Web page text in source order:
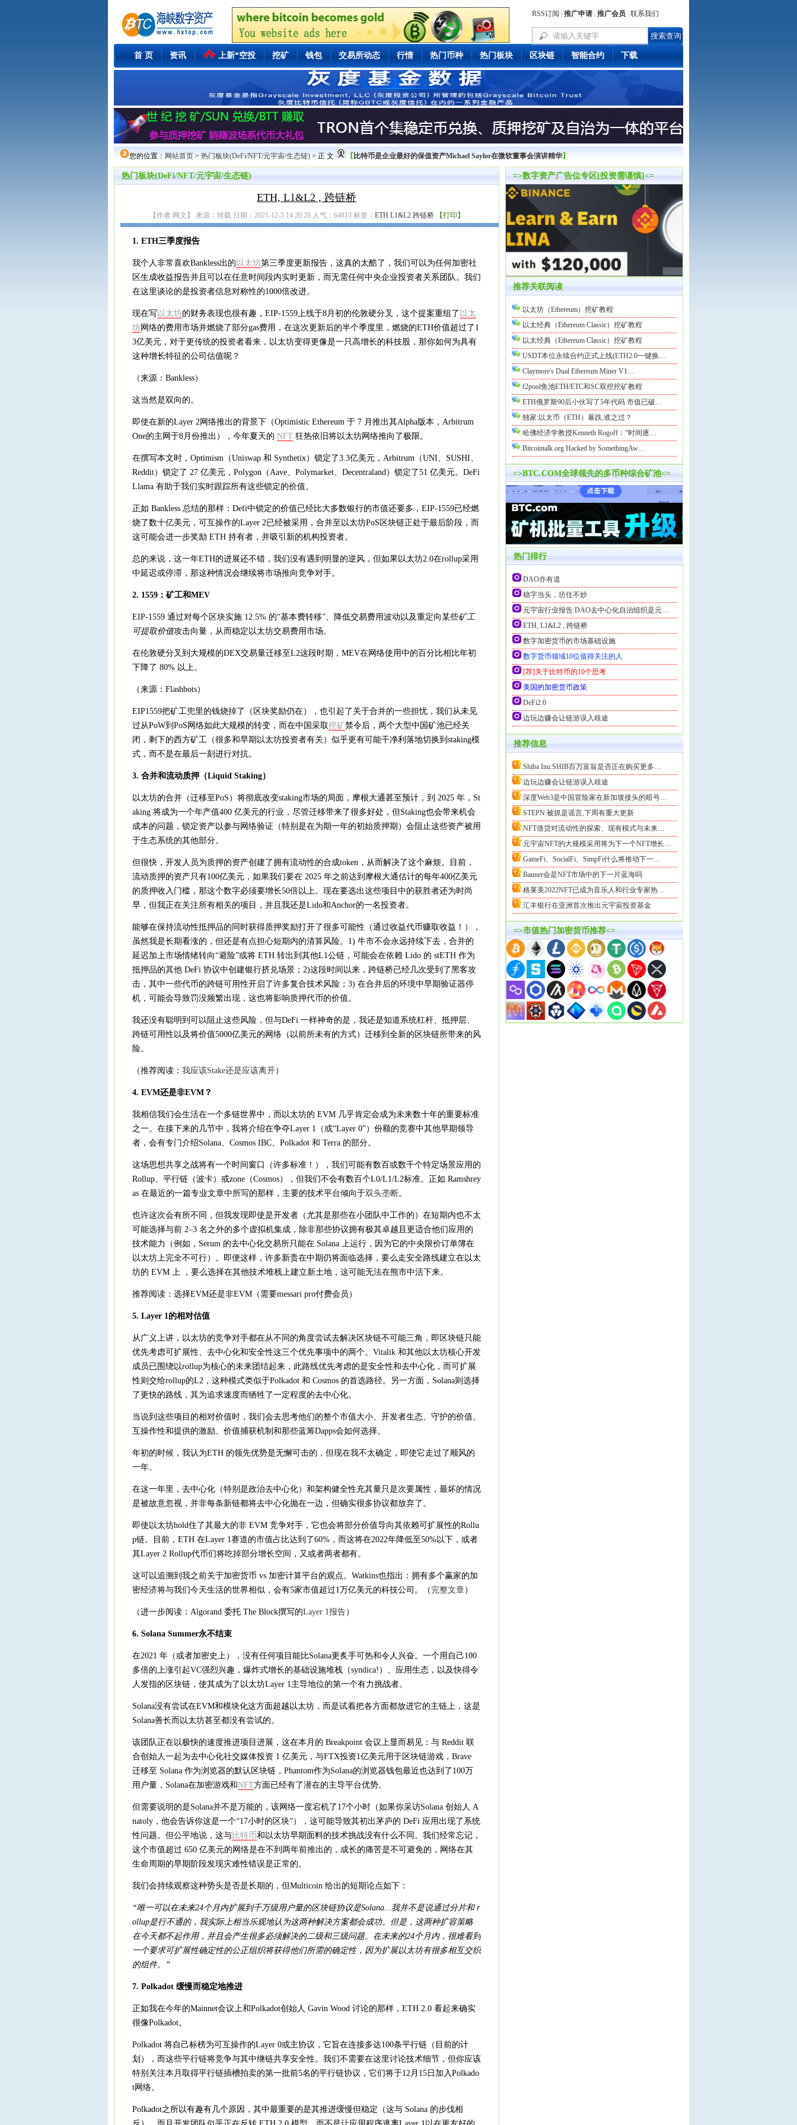
RSS订阅 推广申请 推广会员 联系我们
首 页 资讯 上新*空投 挖矿 钱包 交易所动态 行情 热门币种 热门板块 区块链 智能合约 下载
您的位置： 网站首页 > 热门板块(DeFi/NFT/元宇宙/生态链) > 正 文 【 比特币是企业最好的保值资产Michael Saylor在微软董事会演讲精华】
热门板块(DeFi/NFT/元宇宙/生态链)
ETH, L1&L2 , 跨链桥
【作者:网文】 来源：转载 日期：2021-12-5 14:20:28 人气： 64813标签： ETH L1&L2 跨链桥 【打印】
1. ETH三季度报告
我个人非常喜欢Bankless出的 以太坊第三季度更新报告，这真的太酷了，我们可以为任何加密社
区生成收益报告并且可以在任意时间段内实时更新，而无需任何中央企业投资者关系团队。我们
在这里谈论的是投资者信息对称性的1000倍改进。
现在写以太坊的财务表现也很有趣，EIP-1559上线于8月初的伦敦硬分叉，这个提案重组了 以太
坊 网络的费用市场并燃烧了部分gas费用，在这次更新后的半个季度里，燃烧的ETH价值超过了1
3亿美元，对于更传统的投资者看来，以太坊变得更像是一只高增长的科技股，那你如何为具有
这种增长特征的公司估值呢？
（来源：Bankless）
这当然是双向的。
即使在新的Layer 2网络推出的背景下（Optimistic Ethereum 于 7 月推出其Alpha版本，Arbitrum
One的主网于8月份推出），今年夏天的 NFT 狂热依旧将以太坊网络推向了极限。
在撰写本文时，Optimism（Uniswap 和 Synthetix）锁定了3.3亿美元，Arbitrum（UNI、SUSHI、
Reddit）锁定了 27 亿美元，Polygon（Aave、Polymarket、Decentraland）锁定了51 亿美元。DeFi
Llama 有助于我们实时跟踪所有这些锁定的价值。
正如 Bankless 总结的那样：Defi中锁定的价值已经比大多数银行的市值还要多，EIP-1559已经燃
烧了数十亿美元，可互操作的Layer 2已经被采用，合并至以太坊PoS区块链正处于最后阶段，而
这可能会进一步奖励 ETH 持有者，并吸引新的机构投资者。
总的来说，这一年ETH的进展还不错，我们没有遇到明显的逆风，但如果以太坊2.0在rollup采用
中延迟或停滞，那这种情况会继续将市场推向竞争对手。
2. 1559：矿工和MEV
EIP-1559 通过对每个区块实施 12.5% 的“基本费转移”、降低交易费用波动以及重定向某些矿工
可提取价值攻击向量，从而稳定以太坊交易费用市场。
在伦敦硬分叉到大规模的DEX交易量迁移至L2这段时期，MEV在网络使用中的百分比相比年初
下降了 80% 以上。
（来源：Flashbots）
EIP1559把矿工兜里的钱烧掉了（区块奖励仍在），也引起了关于合并的一些担忧，我们从未见
过从PoW到PoS网络如此大规模的转变，而在中国采取挖矿禁令后，两个大型中国矿池已经关
闭，剩下的西方矿工（很多和早期以太坊投资者有关）似乎更有可能干净利落地切换到staking模
式，而不是在最后一刻进行对抗。
3. 合并和流动质押（Liquid Staking）
以太坊的合并（迁移至PoS）将彻底改变staking市场的局面，摩根大通甚至预计，到 2025 年，St
aking 将成为一个年产值400 亿美元的行业，尽管迁移带来了很多好处，但Staking也会带来机会
成本的问题，锁定资产以参与网络验证（特别是在为期一年的初始质押期）会阻止这些资产被用
于生态系统的其他部分。
但很快，开发人员为质押的资产创建了拥有流动性的合成token，从而解决了这个麻烦。目前，
流动质押的资产只有100亿美元，如果我们要在 2025 年之前达到摩根大通估计的每年400亿美元
的质押收入门槛，那这个数字必须要增长50倍以上。现在要选出这些项目中的获胜者还为时尚
早，但我正在关注所有相关的项目，并且我还是Lido和Anchor的一名投资者。
能够在保持流动性抵押品的同时获得质押奖励打开了很多可能性（通过收益代币赚取收益！），
虽然我是长期看涨的，但还是有点担心短期内的清算风险。1) 牛市不会永远持续下去，合并的
延迟加上市场情绪转向“避险”或将 ETH 转出到其他L1公链，可能会在依赖 Lido 的 stETH 作为
抵押品的其他 DeFi 协议中创建银行挤兑场景；2)这段时间以来，跨链桥已经几次受到了黑客攻
击，其中一些代币的跨链可用性开启了许多复合技术风险；3) 在合并后的环境中早期验证器停
机，可能会导致罚没频繁出现，这也将影响质押代币的价值。
我还没有聪明到可以阻止这些风险，但与DeFi 一样神奇的是，我还是知道系统杠杆、抵押层、
跨链可用性以及将价值5000亿美元的网络（以前所未有的方式）迁移到全新的区块链所带来的风
险。
（推荐阅读： 我应该Stake还是应该离开‌）
4. EVM还是非EVM？
我相信我们会生活在一个多链世界中，而以太坊的 EVM 几乎肯定会成为未来数十年的重要标准
之一。在接下来的几节中，我将介绍在争夺Layer 1（或“Layer 0”）份额的竞赛中其他早期领导
者，会有专门介绍Solana、Cosmos IBC、Polkadot 和 Terra 的部分。
这场思想共享之战将有一个时间窗口（许多标准！），我们可能有数百或数千个特定场景应用的
Rollup、平行链（波卡）或zone（Cosmos），但我们不会有数百个L0/L1/L2标准。正如 Ramshrey
as 在最近的一篇专业文章中所写的那样，主要的技术平台倾向于双头垄断‌。
也许这次会有所不同，但我发现即使是开发者（尤其是那些在小团队中工作的）在短期内也不太
可能选择与前 2–3 名之外的多个虚拟机集成，除非那些协议拥有极其卓越且更适合他们应用的
技术能力（例如，Serum 的去中心化交易所只能在 Solana 上运行，因为它的中央限价订单簿在
以太坊上完全不可行）。即便这样，许多新贵在中期仍将面临选择，要么走安全路线建立在以太
坊的 EVM 上 ，要么选择在其他技术堆栈上建立新土地，这可能无法在熊市中活下来。
推荐阅读：选择EVM还是非EVM（需要messari pro付费会员）
5. Layer 1的相对估值
从广义上讲，以太坊的竞争对手都在从不同的角度尝试去解决区块链不可能三角，即区块链只能
优先考虑可扩展性、去中心化和安全性这三个优先事项中的两个。Vitalik 和其他以太坊核心开发
成员已围绕以rollup为核心的未来团结起来，此路线优先考虑的是安全性和去中心化，而可扩展
性则交给rollup的L2，这种模式类似于Polkadot 和 Cosmos 的首选路径。另一方面，Solana则选择
了更快的路线，其为追求速度而牺牲了一定程度的去中心化。
当说到这些项目的相对价值时，我们会去思考他们的整个市值大小、开发者生态、守护的价值、
互操作性和提供的激励、价值捕获机制和那些蓝筹Dapps会如何选择。
年初的时候，我认为ETH 的领先优势是无懈可击的，但现在我不太确定，即使它走过了顺风的
一年。
在这一年里，去中心化（特别是政治去中心化）和架构健全性充其量只是次要属性，最坏的情况
是被故意忽视，并非每条新链都将去中心化抛在一边，但确实很多协议都放弃了。
即使以太坊hold住了其最大的非 EVM 竞争对手，它也会将部分价值导向其依赖可扩展性的Rollu
p链。目前，ETH 在Layer 1赛道的市值占比达到了60%，而这将在2022年降低至50%以下，或者
其Layer 2 Rollup代币们将吃掉部分增长空间，又或者两者都有。
这可以追溯到我之前关于加密货币 vs 加密计算平台的观点。Watkins也指出：拥有多个赢家的加
密经济将与我们今天生活的世界相似，会有5家市值超过1万亿美元的科技公司。（ 完整文章‌）
（进一步阅读：Algorand 委托 The Block撰写的Layer 1报告‌）
6. Solana Summer永不结束
在2021 年（或者加密史上），没有任何项目能比Solana更炙手可热和令人兴奋。一个用自己100
多倍的上涨引起VC强烈兴趣，爆炸式增长的基础设施堆栈（syndica!）、应用生态，以及快得令
人发指的区块链，使其成为了以太坊Layer 1主导地位的第一个有力挑战者。
Solana没有尝试在EVM和模块化这方面超越以太坊，而是试着把各方面都放进它的主链上，这是
Solana善长而以太坊甚至都没有尝试的。
该团队正在以极快的速度推进项目进展，这在本月的 Breakpoint 会议上显而易见：与 Reddit 联
合创始人一起为去中心化社交媒体投资 1 亿美元，与FTX投资1亿美元用于区块链游戏，Brave
迁移至 Solana 作为浏览器的默认区块链，Phantom作为Solana的浏览器钱包最近也达到了100万
用户量，Solana在加密游戏和NFT方面已经有了潜在的主导平台优势。
但需要说明的是Solana并不是万能的，该网络一度宕机了17个小时（如果你采访Solana 创始人 A
natoly，他会告诉你这是一个“17小时的区块”），这可能导致其初出茅庐的 DeFi 应用出现了系统
性问题。但公平地说，这与比特币和以太坊早期面料的技术挑战没有什么不同。我们经常忘记，
这个市值超过 650 亿美元的网络是在不到两年前推出的，成长的痛苦是不可避免的，网络在其
生命周期的早期阶段发现灾难性错误是正常的。
我们会持续观察这种势头是否是长期的，但Multicoin 给出的短期论点如下：
“唯一可以在未来24个月内扩展到千万级用户量的区块链协议是Solana…我并不是说通过分片和 r
ollup是行不通的，我实际上相当乐观地认为这两种解决方案都会成功。但是，这两种扩容策略
在今天都不起作用，并且会产生很多必须解决的二级和三级问题。在未来的24个月内，很难看到
一个要求可扩展性确定性的公正组织将获得他们所需的确定性，因为扩展以太坊有很多相互交织
的组件。”
7. Polkadot 缓慢而稳定地推进
正如我在今年的Mainnet会议上和Polkadot创始人 Gavin Wood 讨论的那样，ETH 2.0 看起来确实
很像Polkadot。
Polkadot 将自己标榜为可互操作的Layer 0或主协议，它旨在连接多达100条平行链（目前的计
划），而这些平行链将竞争与其中继链共享安全性。我们不需要在这里讨论技术细节，但你应该
特别关注本月取得平行链插槽拍卖的第一批前5名的平行链协议，它们将于12月15日加入Polkado
t网络。
Polkadot之所以有趣有几个原因，其中最重要的是其推进缓慢但稳定（这与 Solana 的步伐相
=>数字资产广告位专区[投资需谨慎]<=
推荐关联阅读
: 以太坊（Ethereum）挖矿教程
: 以太经典（Ethereum Classic）挖矿教程
: 以太经典（Ethereum Classic）挖矿教程
:USDT本位永续合约正式上线(ETH2.0一键换…
:Claymore's Dual Ethereum Miner V1…
:f2pool鱼池ETH/ETC和SC双挖挖矿教程
:ETH俄罗斯90后小伙写了5年代码 市值已破…
:独家:以太币（ETH）暴跌,谁之过？
:哈佛经济学教授Kenneth Rogoff：“时间逐…
:Bitcointalk.org Hacked by SomethingAw…
=>BTC.COM全球领先的多币种综合矿池<=
热门排行
:DAO亦有道
:稳字当头，坊住不炒
:元宇宙行业报告:DAO去中心化自治组织是元…
:ETH, L1&L2 , 跨链桥
:数字加密货币的市场基础设施
:数字货币领域10位值得关注的人
:[荐]关于比特币的10个思考
:美国的加密货币政策
:DeFi2.0
:边玩边赚会让链游误入歧途
推荐信息
:Shiba Inu:SHIB百万富翁是否正在购买更多…
:边玩边赚会让链游误入歧途
:深度Web3是中国冒险家在新加坡接头的暗号…
:STEPN:被抓是谣言,下周有重大更新
:NFT借贷对流动性的探索、现有模式与未来…
:元宇宙NFT的大规模采用将为下一个NFT增长…
:GameFi、SocialFi、SimpFi什么将推动下一…
:Banner会是NFT市场中的下一片蓝海吗
:格莱美2022NFT已成为音乐人和行业专家热…
:汇丰银行在亚洲首次推出元宇宙投资基金
=>市值热门加密货币推荐<=